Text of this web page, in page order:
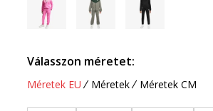
Válasszon méretet:
Méretek EU Méretek Méretek CM